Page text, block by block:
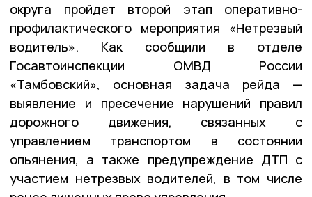
округа пройдет второй этап оперативно-
профилактического мероприятия «Нетрезвый
водитель». Как сообщили в отделе
Госавтоинспекции ОМВД России
«Тамбовский», основная задача рейда —
выявление и пресечение нарушений правил
дорожного движения, связанных с
управлением транспортом в состоянии
опьянения, а также предупреждение ДТП с
участием нетрезвых водителей, в том числе